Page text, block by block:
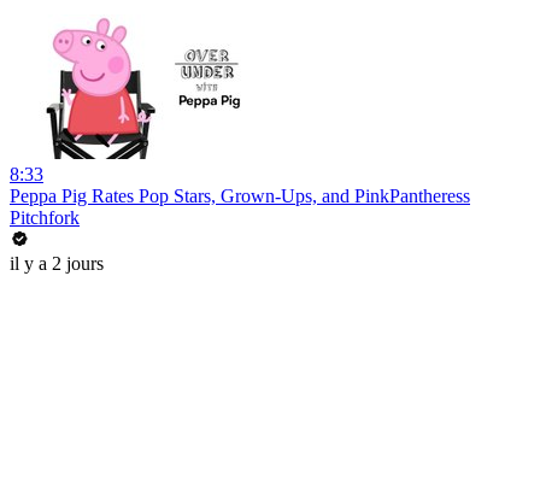
8:33
Peppa Pig Rates Pop Stars, Grown-Ups, and PinkPantheress
Pitchfork
il y a 2 jours